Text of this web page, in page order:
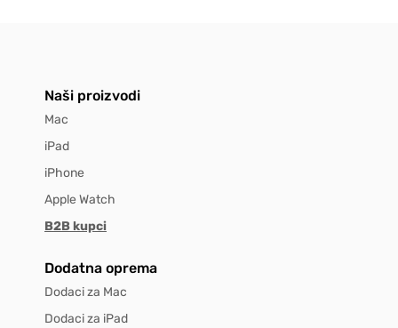
Naši proizvodi
Mac
iPad
iPhone
Apple Watch
B2B kupci
Dodatna oprema
Dodaci za Mac
Dodaci za iPad